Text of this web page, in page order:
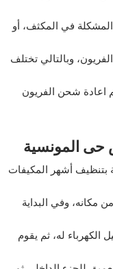
في المكثف، أو
وبالتالي تختلف
اعادة شحن الفريون
حى المونسية
أشهر المكيفات
وفي البداية
له، ثم يقوم